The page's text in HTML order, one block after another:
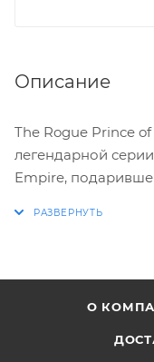
Описание
The Rogue Prince
легендарной
Empire,
герой спасти
вопрос зависит
О